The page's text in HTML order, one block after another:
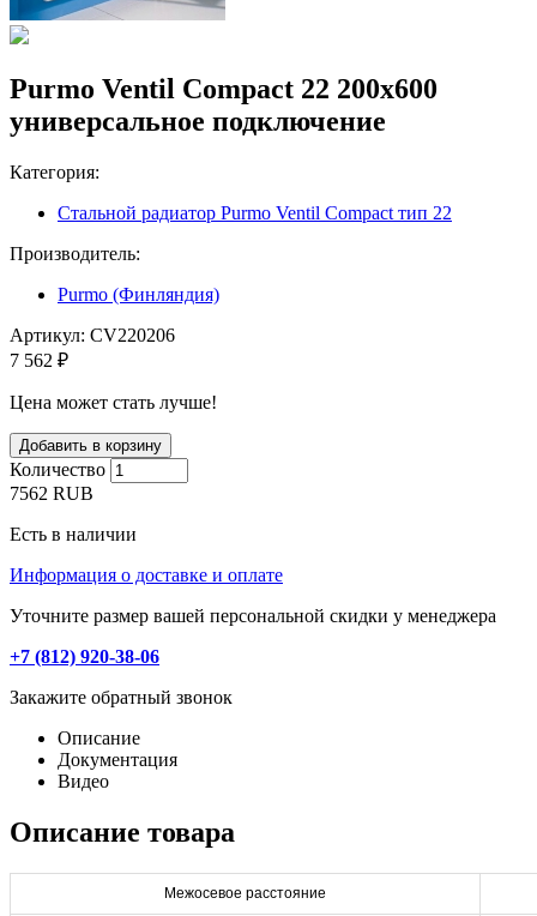
Purmo Ventil Compact 22 200x600
универсальное подключение
Категория:
Стальной радиатор Purmo Ventil Compact тип 22
Производитель:
Purmo (Финляндия)
Артикул: CV220206
7 562 ₽
Цена может стать лучше!
Количество
7562 RUB
Есть в наличии
Информация о доставке и оплате
Уточните размер вашей персональной скидки у менеджера
+7 (812) 920-38-06
Закажите обратный звонок
Описание
Документация
Видео
Описание товара
Межосевое расстояние